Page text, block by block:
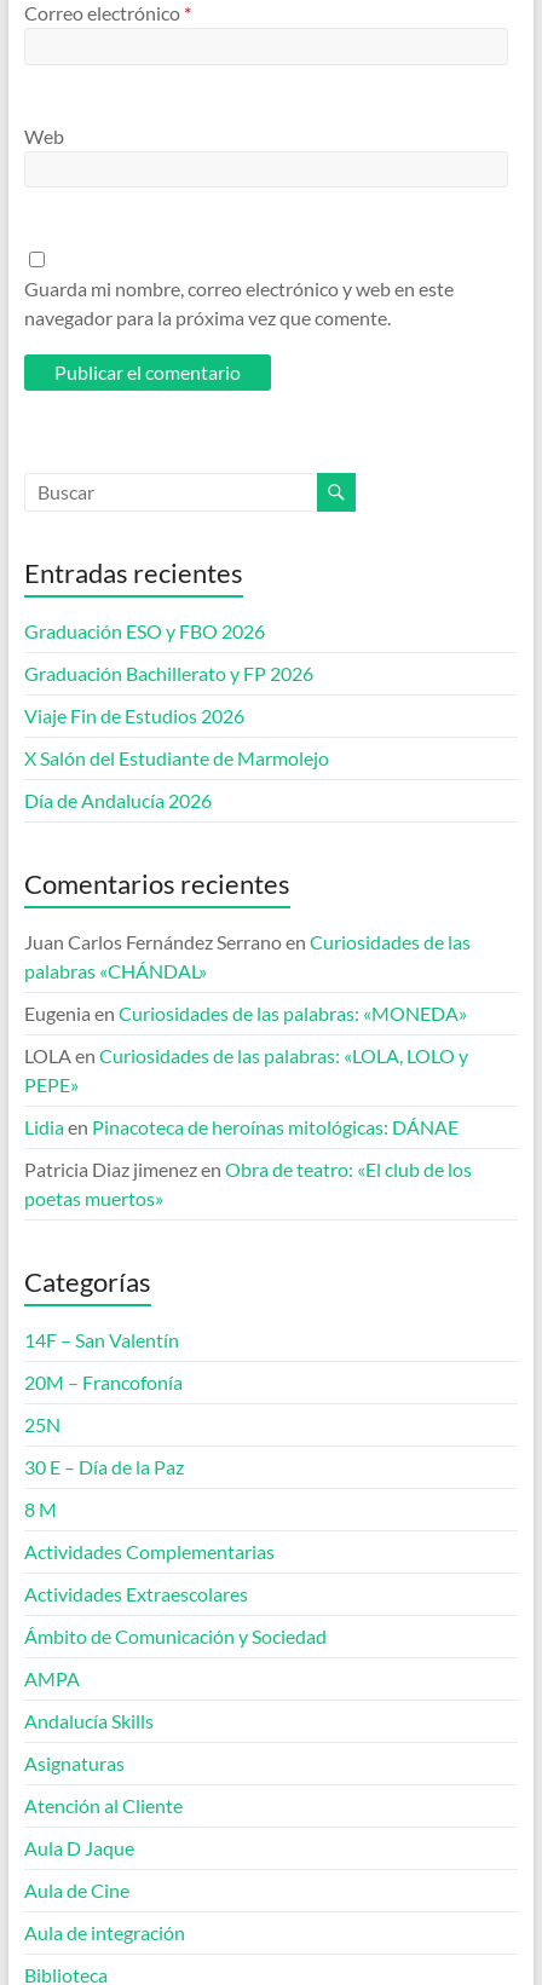
Correo electrónico *
Web
Guarda mi nombre, correo electrónico y web en este
navegador para la próxima vez que comente.
Entradas recientes
Graduación ESO y FBO 2026
Graduación Bachillerato y FP 2026
Viaje Fin de Estudios 2026
X Salón del Estudiante de Marmolejo
Día de Andalucía 2026
Comentarios recientes
Juan Carlos Fernández Serranoen Curiosidades de las
palabras «CHÁNDAL»
Eugenia en Curiosidades de las palabras: «MONEDA»
LOLAen Curiosidades de las palabras: «LOLA, LOLO y
PEPE»
Lidiaen Pinacoteca de heroínas mitológicas: DÁNAE
Patricia Diaz jimenezen Obra de teatro: «El club de los
poetas muertos»
Categorías
14F – San Valentín
20M – Francofonía
25N
30 E – Día de la Paz
8 M
Actividades Complementarias
Actividades Extraescolares
Ámbito de Comunicación y Sociedad
AMPA
Andalucía Skills
Asignaturas
Atención al Cliente
Aula D Jaque
Aula de Cine
Aula de integración
Biblioteca